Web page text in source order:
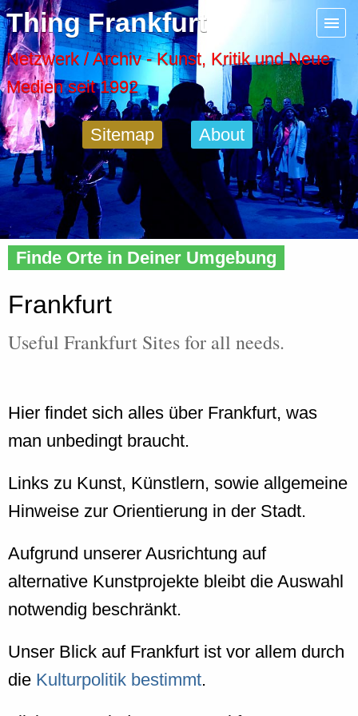
Thing Frankfurt
Netzwerk / Archiv - Kunst, Kritik und Neue
Medien seit 1992
Sitemap About
Home» Frankfurt
Finde Orte in Deiner Umgebung
Frankfurt
Useful Frankfurt Sites for all needs.
Hier findet sich alles über Frankfurt, was
man unbedingt braucht.
Links zu Kunst, Künstlern, sowie allgemeine
Hinweise zur Orientierung in der Stadt.
Aufgrund unserer Ausrichtung auf
alternative Kunstprojekte bleibt die Auswahl
notwendig beschränkt.
Unser Blick auf Frankfurt ist vor allem durch
die Kulturpolitik bestimmt.
Menu
Artspaces
Cool Places
Frankfurt Diary
Activity
Recent Posts